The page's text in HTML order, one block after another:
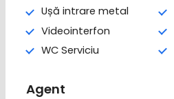
Ușă intrare metal
Videointerfon
WC Serviciu
Agent